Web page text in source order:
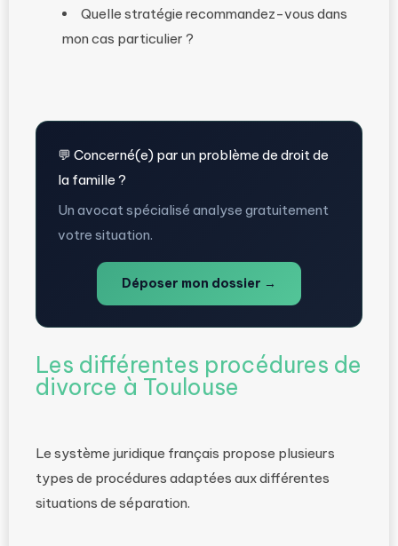
Quelle stratégie recommandez-vous dans
mon cas particulier ?
💬 Concerné(e) par un problème de droit de
la famille ?
Un avocat spécialisé analyse gratuitement
votre situation.
Déposer mon dossier →
Les différentes procédures de
divorce à Toulouse
Le système juridique français propose plusieurs
types de procédures adaptées aux différentes
situations de séparation.